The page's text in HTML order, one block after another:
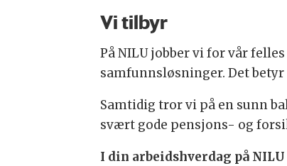
Vi tilbyr
På NILU jobber vi for vår
samfunnsløsninger. Det
Samtidig tror vi på en sunn
svært gode pensjons- og
I din arbeidshverdag på